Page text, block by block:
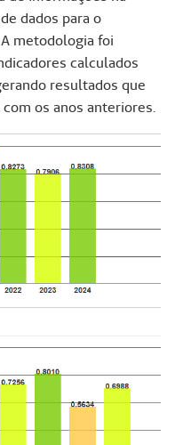
dados para o
metodologia foi
calculados
resultados que
os anos anteriores.